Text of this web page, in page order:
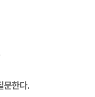
문한다.